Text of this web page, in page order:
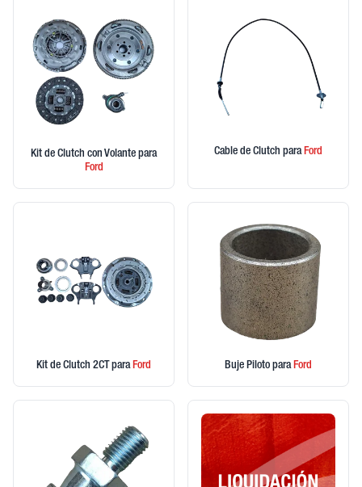
Kit de Clutch con Volante para
Ford
Cable de Clutch paraFord
Kit de Clutch 2CT paraFord Buje Piloto paraFord